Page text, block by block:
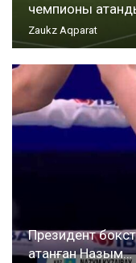
чемпионы
Zaukz Aqparat
Президент
атанған Назым…